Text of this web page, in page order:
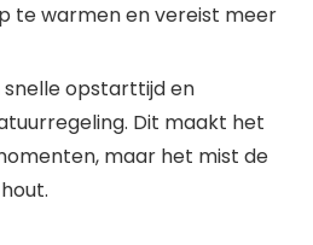
te warmen en vereist meer
opstarttijd en
Dit maakt het
maar het mist de